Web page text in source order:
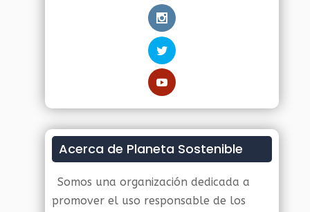
Acerca de Planeta Sostenible
Somos una organización dedicada a
promover el uso responsable de los